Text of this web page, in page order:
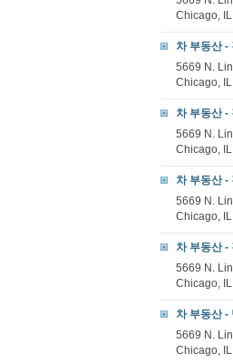
Chicago,
차 부동산
5669 N.
Chicago,
차 부동산
5669 N.
Chicago,
차 부동산
5669 N.
Chicago,
차 부동산
5669 N.
Chicago,
차 부동산
5669 N.
Chicago,